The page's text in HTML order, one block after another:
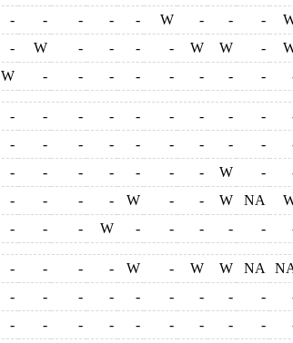
- - - - - W - - -
- W - - - - W W -
W - - - - - - - -
- - - - - - - - -
- - - - - - - - -
- - - - - - - W -
- - - - W - - W NA
- - - W - - - - -
- - - - W - W W NA
- - - - - - - - -
- - - - - - - - -